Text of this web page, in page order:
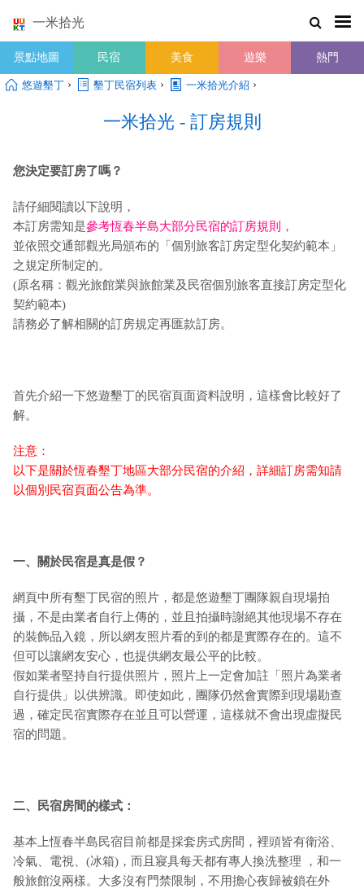
一米拾光
景點地圖 民宿 美食 遊樂 熱門
悠遊墾丁 › 墾丁民宿列表 › 一米拾光介紹 ›
一米拾光 - 訂房規則
您決定要訂房了嗎？
請仔細閱讀以下說明，
本訂房需知是參考恆春半島大部分民宿的訂房規則
，
並依照交通部觀光局頒布的「個別旅客訂房定型化契約範本」
之規定所制定的。
(原名稱：觀光旅館業與旅館業及民宿個別旅客直接訂房定型化
契約範本)
請務必了解相關的訂房規定再匯款訂房。
首先介紹一下悠遊墾丁的民宿頁面資料說明，這樣會比較好了
解。
注意：
以下是關於恆春墾丁地區大部分民宿的介紹，詳細訂房需知請
以個別民宿頁面公告為準。
一、關於民宿是真是假？
網頁中所有墾丁民宿的照片，都是悠遊墾丁團隊親自現場拍
攝，不是由業者自行上傳的，並且拍攝時謝絕其他現場不存在
的裝飾品入鏡，所以網友照片看的到的都是實際存在的。這不
但可以讓網友安心，也提供網友最公平的比較。
假如業者堅持自行提供照片，照片上一定會加註「照片為業者
自行提供」以供辨識。即使如此，團隊仍然會實際到現場勘查
過，確定民宿實際存在並且可以營運，這樣就不會出現虛擬民
宿的問題。
二、民宿房間的樣式：
基本上恆春半島民宿目前都是採套房式房間，裡頭皆有衛浴、
冷氣、電視、(冰箱)，而且寢具每天都有專人換洗整理 ，和一
般旅館沒兩樣。大多沒有門禁限制，不用擔心夜歸被鎖在外